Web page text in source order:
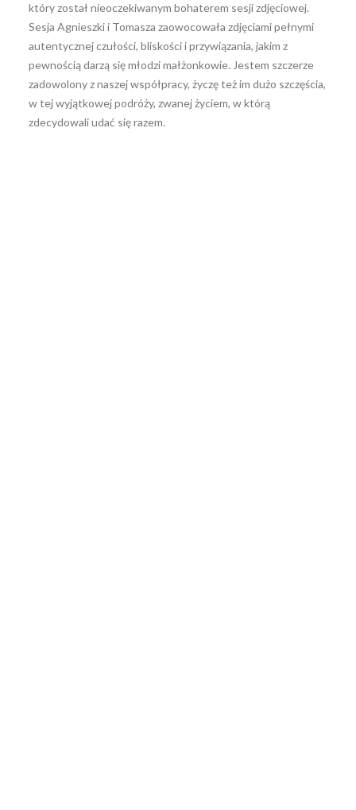
który został nieoczekiwanym bohaterem sesji zdjęciowej.
Sesja Agnieszki i Tomasza zaowocowała zdjęciami pełnymi
autentycznej czułości, bliskości i przywiązania, jakim z
pewnością darzą się młodzi małżonkowie. Jestem szczerze
zadowolony z naszej współpracy, życzę też im dużo szczęścia,
w tej wyjątkowej podróży, zwanej życiem, w którą
zdecydowali udać się razem.